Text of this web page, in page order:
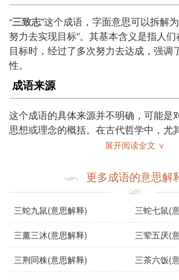
“三致志”这个成语，字面意思可以拆解
努力去实现目标”。其基本含义是指人
目标时，经过了多次努力去达成，强调
性。
成语来源
这个成语的具体来源并不明确，可能是
思想或理念的概括。在古代哲学中，尤
调志向和努力的重要性，类似于“志当存
“三致志”可以在多种场景中使用：
文学作品：在古典诗词中，表达对理
斗的精神。
日常对话：用来鼓励他人坚持自己的
展开阅读全文 ∨
更多成语的意思解
三蛇九鼠(意思解释) 三蛇七鼠(
三薰三沐(意思解释) 三荤五厌(
三荆同株(意思解释) 三茶六饭(